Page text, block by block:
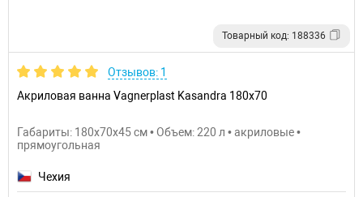
Товарный код: 188336
Отзывов: 1
Акриловая ванна Vagnerplast Kasandra 180x70
Габариты: 180x70x45 см • Объем: 220 л • акриловые •
прямоугольная
Чехия